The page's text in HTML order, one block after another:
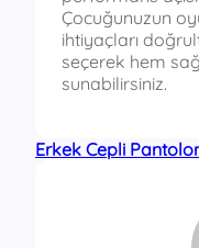
Çocuğunuzun
ihtiyaçları
seçerek hem
sunabilirsiniz.
Erkek Cepli